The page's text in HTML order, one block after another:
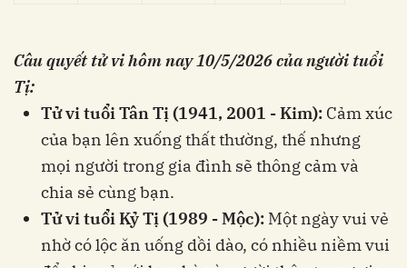
Câu quyết tử vi hôm nay10/5/2026 của người tuổi
Tị:
Tử vi tuổi Tân Tị (1941, 2001 - Kim): Cảm xúc
của bạn lên xuống thất thường, thế nhưng
mọi người trong gia đình sẽ thông cảm và
chia sẻ cùng bạn.
Tử vi tuổi Kỷ Tị (1989 - Mộc): Một ngày vui vẻ
nhờ có lộc ăn uống dồi dào, có nhiều niềm vui